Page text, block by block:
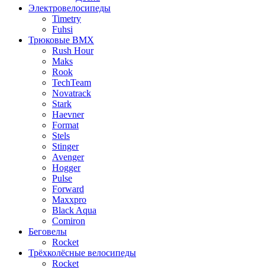
Электровелосипеды
Timetry
Fuhsi
Трюковые BMX
Rush Hour
Maks
Rook
TechTeam
Novatrack
Stark
Haevner
Format
Stels
Stinger
Avenger
Hogger
Pulse
Forward
Maxxpro
Black Aqua
Comiron
Беговелы
Rocket
Трёхколёсные велосипеды
Rocket